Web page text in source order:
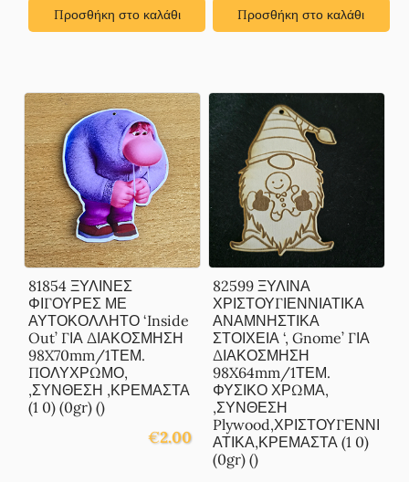
Προσθήκη στο καλάθι Προσθήκη στο καλάθι
81854 ΞΥΛΙΝΕΣ
ΦΙΓΟΥΡΕΣ ΜΕ
ΑΥΤΟΚΟΛΛΗΤΟ ‘Inside
Out’ ΓΙΑ ΔΙΑΚΟΣΜΗΣΗ
98X70mm/1ΤΕΜ.
ΠΟΛΥΧΡΩΜΟ,
,ΣΥΝΘΕΣΗ ,ΚΡΕΜΑΣΤΑ
(1 0) (0gr) ()
€2.00
82599 ΞΥΛΙΝΑ
ΧΡΙΣΤΟΥΓΙΕΝΝΙΑΤΙΚΑ
ΑΝΑΜΝΗΣΤΙΚΑ
ΣΤΟΙΧΕΙΑ ‘, Gnome’ ΓΙΑ
ΔΙΑΚΟΣΜΗΣΗ
98X64mm/1ΤΕΜ.
ΦΥΣΙΚΟ ΧΡΩΜΑ,
,ΣΥΝΘΕΣΗ
Plywood,ΧΡΙΣΤΟΥΓΕΝΝΙ
ΑΤΙΚΑ,ΚΡΕΜΑΣΤΑ (1 0)
(0gr) ()